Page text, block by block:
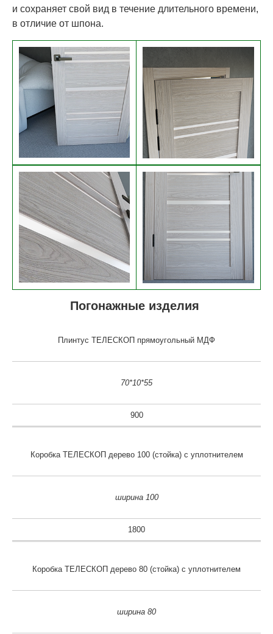
и сохраняет свой вид в течение длительного времени,
в отличие от шпона.
Погонажные изделия
Плинтус ТЕЛЕСКОП прямоугольный МДФ
70*10*55
900
Коробка ТЕЛЕСКОП дерево 100 (стойка) с уплотнителем
ширина 100
1800
Коробка ТЕЛЕСКОП дерево 80 (стойка) с уплотнителем
ширина 80